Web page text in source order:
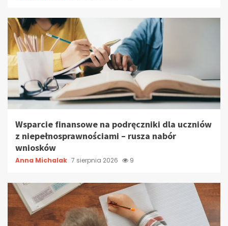
Wsparcie finansowe na podręczniki dla uczniów
z niepełnosprawnościami – rusza nabór
wniosków
Anna Michalak 7 sierpnia 2026 9